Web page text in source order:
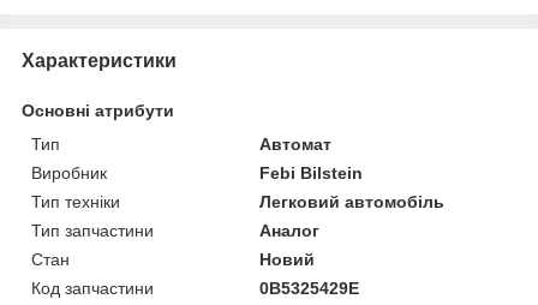
Характеристики
Основні атрибути
Тип
Автомат
Виробник
Febi Bilstein
Тип техніки
Легковий автомобіль
Тип запчастини
Аналог
Стан
Новий
Код запчастини
0B5325429E